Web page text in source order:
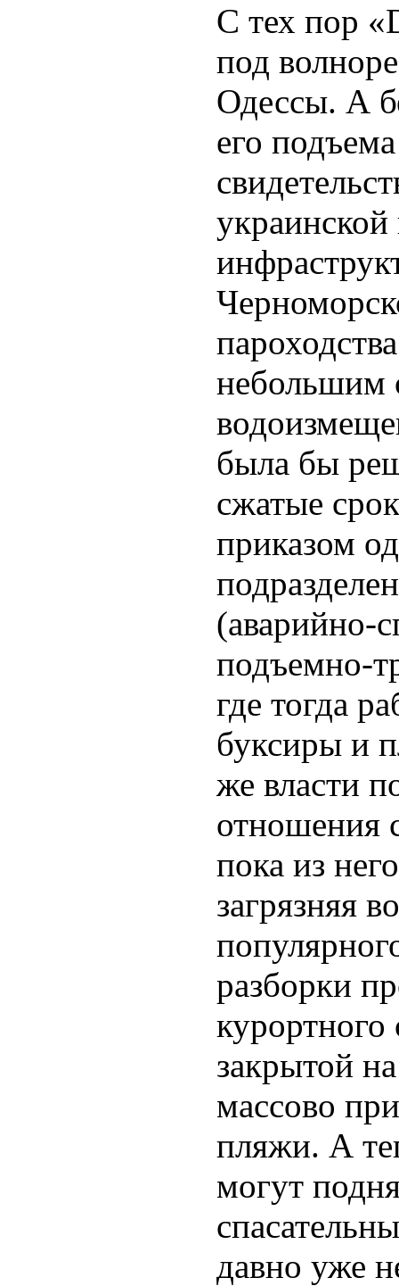
С тех пор
под
Одессы. А
его
небольшим
была бы
сжатые
приказом
(аварийно-
подъемно-
где тогда
буксиры и
же власти
отношения
пока из
загрязняя
разборки
курортного
закрытой
массово
пляжи. А
могут
давно уже